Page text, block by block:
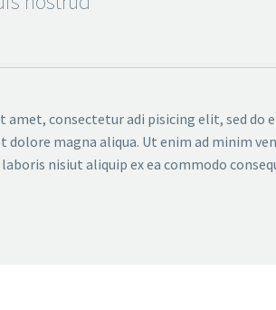
amet, consectetur adi pisicing elit, sed do
dolore magna aliqua. Ut enim ad minim
nisiut aliquip ex ea commodo